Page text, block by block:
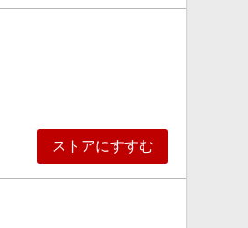
ストアにすすむ